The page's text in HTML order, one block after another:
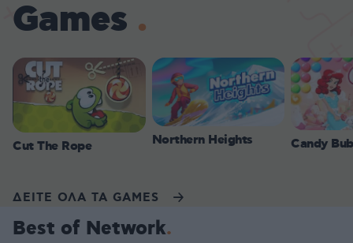
Games
Cut The Rope Northern Heights Candy
ΔΕΙΤΕ ΟΛΑ ΤΑ GAMES
Best of Network